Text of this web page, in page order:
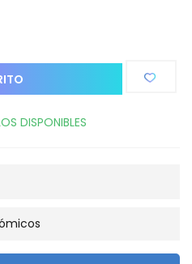
DISPONIBLES